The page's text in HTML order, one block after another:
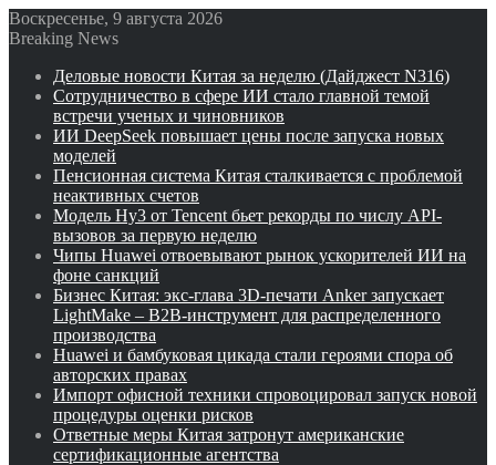
Воскресенье, 9 августа 2026
Breaking News
Деловые новости Китая за неделю (Дайджест N316)
Сотрудничество в сфере ИИ стало главной темой
встречи ученых и чиновников
ИИ DeepSeek повышает цены после запуска новых
моделей
Пенсионная система Китая сталкивается с проблемой
неактивных счетов
Модель Hy3 от Tencent бьет рекорды по числу API-
вызовов за первую неделю
Чипы Huawei отвоевывают рынок ускорителей ИИ на
фоне санкций
Бизнес Китая: экс-глава 3D-печати Anker запускает
LightMake – B2B-инструмент для распределенного
производства
Huawei и бамбуковая цикада стали героями спора об
авторских правах
Импорт офисной техники спровоцировал запуск новой
процедуры оценки рисков
Ответные меры Китая затронут американские
сертификационные агентства